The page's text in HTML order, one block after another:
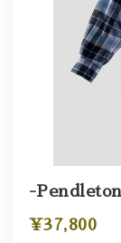
-
¥37,800